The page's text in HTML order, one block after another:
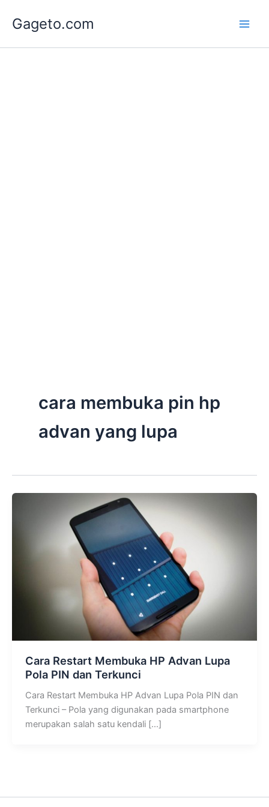
Gageto.com
cara membuka pin hp
advan yang lupa
Cara Restart Membuka HP Advan Lupa
Pola PIN dan Terkunci
Cara Restart Membuka HP Advan Lupa Pola PIN dan
Terkunci – Pola yang digunakan pada smartphone
merupakan salah satu kendali […]